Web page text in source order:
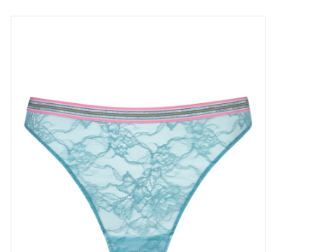
Homewear
Badmode
Lingerie-accessoires